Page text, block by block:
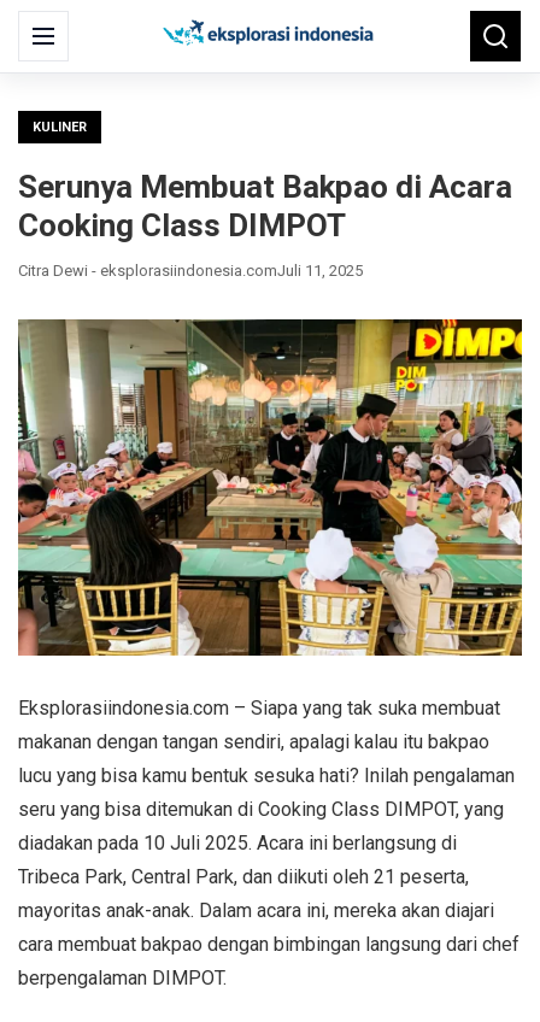
Menu
Search
for:
KULINER
Serunya Membuat Bakpao di Acara
Cooking Class DIMPOT
Citra Dewi - eksplorasiindonesia.comJuli 11, 2025
Eksplorasiindonesia.com – Siapa yang tak suka membuat
makanan dengan tangan sendiri, apalagi kalau itu bakpao
lucu yang bisa kamu bentuk sesuka hati? Inilah pengalaman
seru yang bisa ditemukan di Cooking Class DIMPOT, yang
diadakan pada 10 Juli 2025. Acara ini berlangsung di
Tribeca Park, Central Park, dan diikuti oleh 21 peserta,
mayoritas anak-anak. Dalam acara ini, mereka akan diajari
cara membuat bakpao dengan bimbingan langsung dari chef
berpengalaman DIMPOT.